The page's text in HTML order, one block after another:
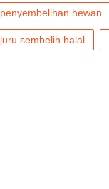
penyembelihan hewan
juru sembelih halal